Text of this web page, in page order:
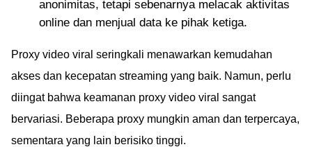
anonimitas, tetapi sebenarnya melacak aktivitas
online dan menjual data ke pihak ketiga.
Proxy video viral seringkali menawarkan kemudahan
akses dan kecepatan streaming yang baik. Namun, perlu
diingat bahwa keamanan proxy video viral sangat
bervariasi. Beberapa proxy mungkin aman dan terpercaya,
sementara yang lain berisiko tinggi.